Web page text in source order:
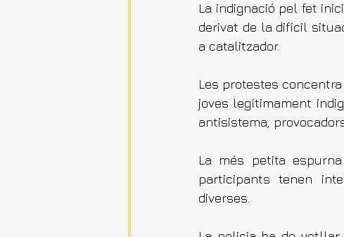
La indignació pel fet
derivat de la difícil
a catalitzador.
Les protestes
joves legítimament
antisistema,
La més petita
participants tenen
diverses.